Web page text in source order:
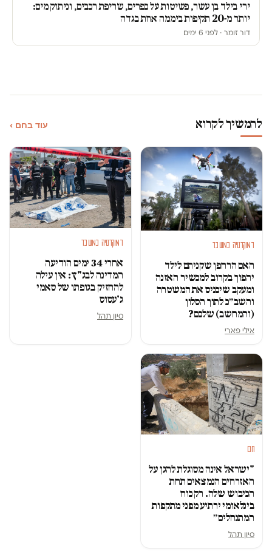
ירי בילד בן עשר, פשיטות על כפרים, שריפת רכבים, וניתוק מים:
יותר מ-20 תקיפות ביממה אחת בגדה
דור זומר · לפני 6 ימים
להמשיך לקרוא עוד בחם ›
דמוקרטיה במשבר
האם הרחפן שקניתם לילד
יהפוך בקרוב למכשיר האזנה
ומעקב שיכניס את המשטרה
והשב״כ לתוך הסלון
(והמחשב) שלכם?
אילי פארי
דמוקרטיה במשבר
אחרי 34 ימים הודיעה
המדינה לבג"ץ: אין עילה
להחזיק בגופתו של סאמי
ג'עסוס
סיון תהל
חם
"ישראל אינה מסוגלת להגן על
האזרחים הנמצאים תחת
הכיבוש שלה. רק כוח
בינלאומי ירתיע מפני מתקפות
המתנחלים״
סיון תהל